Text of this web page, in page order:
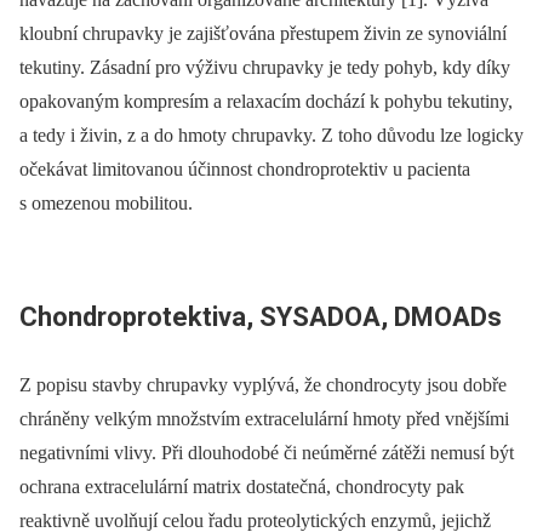
kloubní chrupavky je zajišťována přestupem živin ze synoviální
tekutiny. Zásadní pro výživu chrupavky je tedy pohyb, kdy díky
opakovaným kompresím a relaxacím dochází k pohybu tekutiny,
a tedy i živin, z a do hmoty chrupavky. Z toho důvodu lze logicky
očekávat limitovanou účinnost chondroprotektiv u pacienta
s omezenou mobilitou.
Chondroprotektiva, SYSADOA, DMOADs
Z popisu stavby chrupavky vyplývá, že chondrocyty jsou dobře
chráněny velkým množstvím extracelulární hmoty před vnějšími
negativními vlivy. Při dlouhodobé či neúměrné zátěži nemusí být
ochrana extracelulární matrix dostatečná, chondrocyty pak
reaktivně uvolňují celou řadu proteolytických enzymů, jejichž